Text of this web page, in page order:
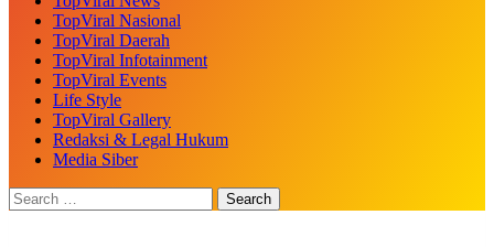
TopViral Nasional
TopViral Daerah
TopViral Infotainment
TopViral Events
Life Style
TopViral Gallery
Redaksi & Legal Hukum
Media Siber